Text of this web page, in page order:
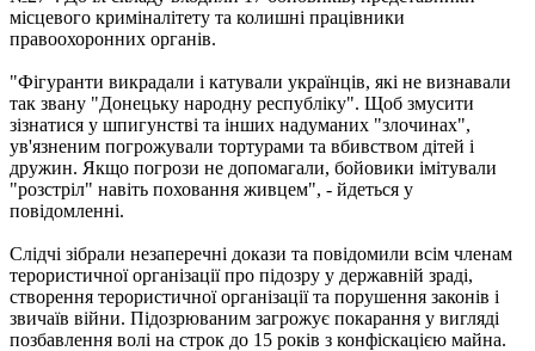
місцевого криміналітету та колишні працівники
правоохоронних органів.
"Фігуранти викрадали і катували українців, які не визнавали
так звану "Донецьку народну республіку". Щоб змусити
зізнатися у шпигунстві та інших надуманих "злочинах",
ув'язненим погрожували тортурами та вбивством дітей і
дружин. Якщо погрози не допомагали, бойовики імітували
"розстріл" навіть поховання живцем", - йдеться у
повідомленні.
Слідчі зібрали незаперечні докази та повідомили всім членам
терористичної організації про підозру у державній зраді,
створення терористичної організації та порушення законів і
звичаїв війни. Підозрюваним загрожує покарання у вигляді
позбавлення волі на строк до 15 років з конфіскацією майна.